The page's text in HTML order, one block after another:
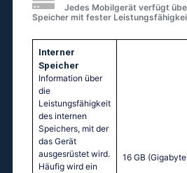
Jedes Mobilgerät verfügt
Speicher mit fester
Interner
Speicher
Information über
die
Leistungsfähigkeit
des internen
Speichers, mit der
das Gerät
ausgesrüstet wird.
Häufig wird ein
16 GB